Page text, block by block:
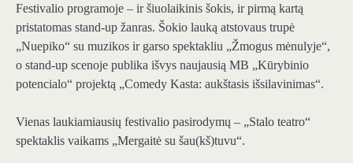
Festivalio programoje – ir šiuolaikinis šokis, ir pirmą kartą
pristatomas stand-up žanras. Šokio lauką atstovaus trupė
„Nuepiko“ su muzikos ir garso spektakliu „Žmogus mėnulyje“,
o stand-up scenoje publika išvys naujausią MB „Kūrybinio
potencialo“ projektą „Comedy Kasta: aukštasis išsilavinimas“.
Vienas laukiamiausių festivalio pasirodymų – „Stalo teatro“
spektaklis vaikams „Mergaitė su šau(kš)tuvu“.